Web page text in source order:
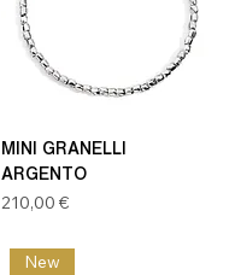
MINI GRANELLI
ARGENTO
Prezzo
210,00 €
New